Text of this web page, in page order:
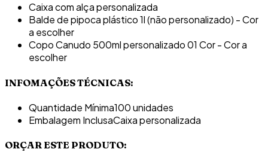
Caixa com alça personalizada
Balde de pipoca plástico 1l (não personalizado) - Cor
a escolher
Copo Canudo 500ml personalizado 01 Cor - Cor a
escolher
INFOMAÇÕES TÉCNICAS:
Quantidade Mínima100 unidades
Embalagem InclusaCaixa personalizada
ORÇAR ESTE PRODUTO: